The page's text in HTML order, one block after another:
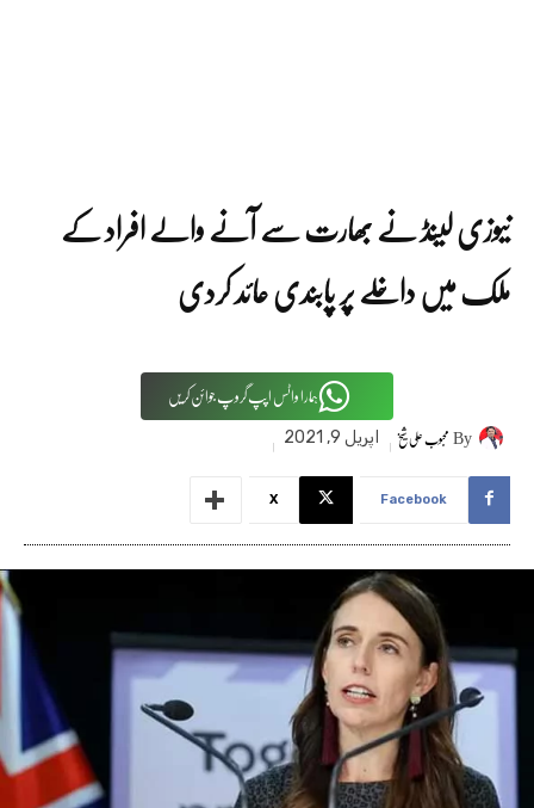
نیوزی لینڈ نے بھارت سے آنے والے افراد کے
ملک میں داخلے پر پابندی عائد کردی
ہمارا واٹس اپپ گروپ جوائن کریں
Byمحبوب علی شیخ اپریل 9, 2021
Facebook
X